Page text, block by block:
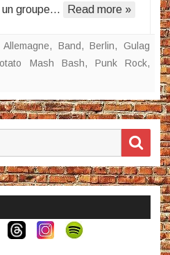
un groupe…
Read more »
Allemagne, Band,Berlin,Gulag
Mash Bash, Punk Rock,